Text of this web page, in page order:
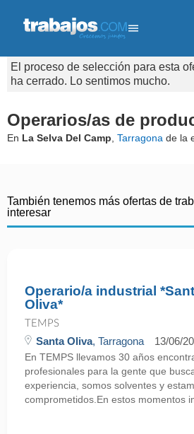
El proceso de selección para esta
ha cerrado. Lo sentimos mucho.
Operarios/as de
En La Selva Del Camp Tarragona de la
También tenemos más ofertas de
interesar
Operario/a industrial
Oliva*
TEMPS
Santa Oliva, Tarragona 13/06/
En TEMPS llevamos 30 años
profesionales para la gente que
experiencia, somos solventes y
comprometidos.En estos momentos